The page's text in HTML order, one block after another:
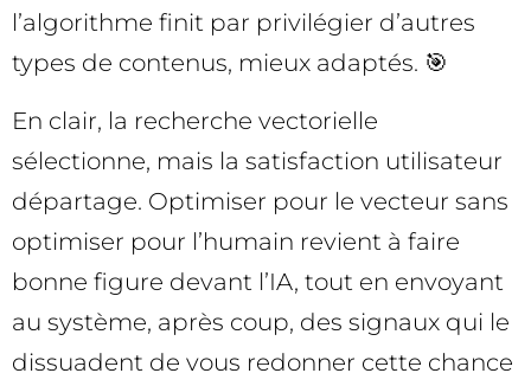
l’algorithme finit par privilégier d’autres
types de contenus, mieux adaptés. 🎯
En clair, la recherche vectorielle
sélectionne, mais la satisfaction utilisateur
départage. Optimiser pour le vecteur sans
optimiser pour l’humain revient à faire
bonne figure devant l’IA, tout en envoyant
au système, après coup, des signaux qui le
dissuadent de vous redonner cette chance